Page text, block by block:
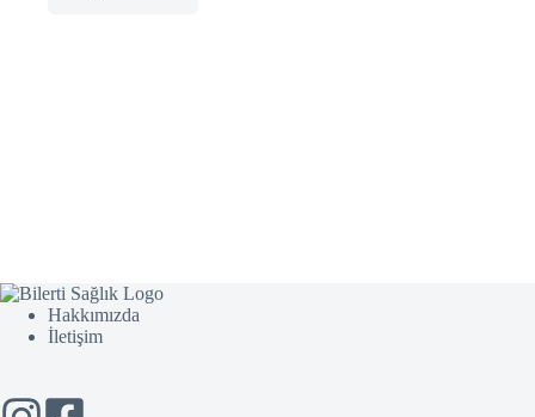
Hakkımızda
İletişim